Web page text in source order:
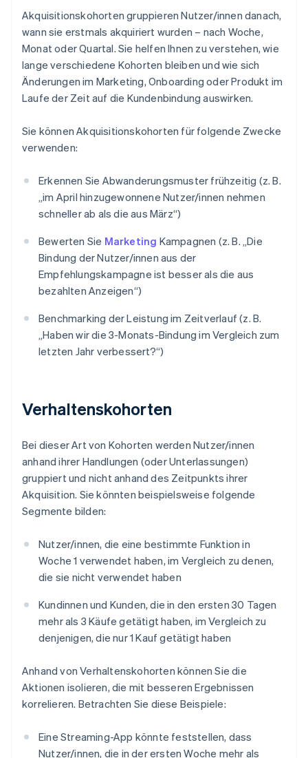
Akquisitionskohorten gruppieren Nutzer/innen danach,
wann sie erstmals akquiriert wurden – nach Woche,
Monat oder Quartal. Sie helfen Ihnen zu verstehen, wie
lange verschiedene Kohorten bleiben und wie sich
Änderungen im Marketing, Onboarding oder Produkt im
Laufe der Zeit auf die Kundenbindung auswirken.
Sie können Akquisitionskohorten für folgende Zwecke
verwenden:
Erkennen Sie Abwanderungsmuster frühzeitig (z. B.
„im April hinzugewonnene Nutzer/innen nehmen
schneller ab als die aus März“)
Bewerten Sie Marketing Kampagnen (z. B. „Die
Bindung der Nutzer/innen aus der
Empfehlungskampagne ist besser als die aus
bezahlten Anzeigen“)
Benchmarking der Leistung im Zeitverlauf (z. B.
„Haben wir die 3-Monats-Bindung im Vergleich zum
letzten Jahr verbessert?“)
Verhaltenskohorten
Bei dieser Art von Kohorten werden Nutzer/innen
anhand ihrer Handlungen (oder Unterlassungen)
gruppiert und nicht anhand des Zeitpunkts ihrer
Akquisition. Sie könnten beispielsweise folgende
Segmente bilden:
Nutzer/innen, die eine bestimmte Funktion in
Woche 1 verwendet haben, im Vergleich zu denen,
die sie nicht verwendet haben
Kundinnen und Kunden, die in den ersten 30 Tagen
mehr als 3 Käufe getätigt haben, im Vergleich zu
denjenigen, die nur 1 Kauf getätigt haben
Anhand von Verhaltenskohorten können Sie die
Aktionen isolieren, die mit besseren Ergebnissen
korrelieren. Betrachten Sie diese Beispiele:
Eine Streaming-App könnte feststellen, dass
Nutzer/innen, die in der ersten Woche mehr als